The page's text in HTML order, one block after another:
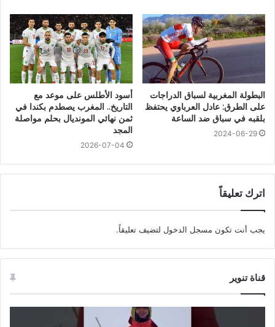
البطولة المغربية لسباق الدراجات
على الطرق: عادل العرباوي يحتفظ
بلقبه في سباق ضد الساعة
2024-06-29
أسود الأطلس على موعد مع
التاريخ.. المغرب يصطدم بكندا في
ثمن نهائي المونديال بحلم مواصلة
المجد
2026-07-04
اترك تعليقاً
يجب أنت تكون مسجل الدخول لتضيف تعليقاً.
قناة تنوير